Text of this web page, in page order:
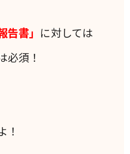
告書」 に対しては
必須！
！